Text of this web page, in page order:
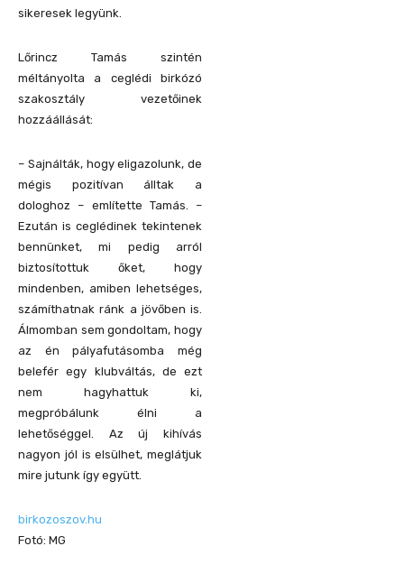
sikeresek legyünk.
Lőrincz Tamás szintén
méltányolta a ceglédi birkózó
szakosztály vezetőinek
hozzáállását:
– Sajnálták, hogy eligazolunk, de
mégis pozitívan álltak a
dologhoz – említette Tamás. –
Ezután is ceglédinek tekintenek
bennünket, mi pedig arról
biztosítottuk őket, hogy
mindenben, amiben lehetséges,
számíthatnak ránk a jövőben is.
Álmomban sem gondoltam, hogy
az én pályafutásomba még
belefér egy klubváltás, de ezt
nem hagyhattuk ki,
megpróbálunk élni a
lehetőséggel. Az új kihívás
nagyon jól is elsülhet, meglátjuk
mire jutunk így együtt.
birkozoszov.hu
Fotó: MG